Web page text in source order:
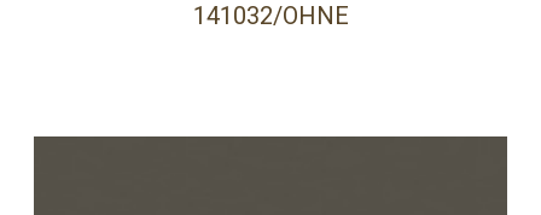
141032/OHNE